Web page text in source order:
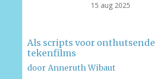
15 aug 2025
Als scripts voor onthutsende
tekenfilms
door Anneruth Wibaut